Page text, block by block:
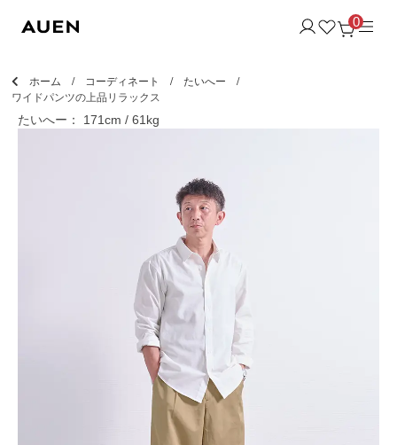
0
ホーム コーディネート
たいへー
ワイドパンツの上品リラックス
たいへー： 171cm / 61kg